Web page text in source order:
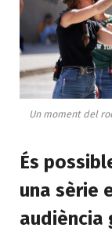
Un moment del
És
una sèrie
audiència